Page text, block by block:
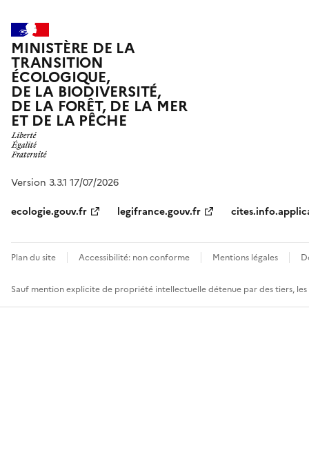
MINISTÈRE DE LA
TRANSITION
ÉCOLOGIQUE,
DE LA BIODIVERSITÉ,
DE LA FORÊT, DE LA MER
ET DE LA PÊCHE
Version 3.3.1 17/07/2026
ecologie.gouv.fr
legifrance.gouv.fr
Plan du site Accessibilité: non conforme Mentions légales
Sauf mention explicite de propriété intellectuelle détenue par des tiers,